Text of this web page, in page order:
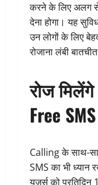
करने के लिए अलग
देना होगा। यह
उन लोगों के लिए
रोजाना लंबी
रोज
Free SMS
Calling के साथ-
SMS का भी ध्यान
यूजर्स को